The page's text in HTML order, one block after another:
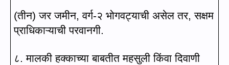
(तीन) जर जमीन,वर्ग-२ भोगवट्याची असेल तर,सक्षम
प्राधिकाऱ्याची परवानगी.
८. मालकी हक्काच्या बाबतीत महसुली किंवा दिवाणी